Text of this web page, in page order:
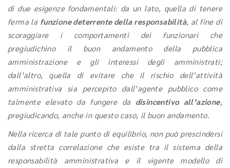
di due esigenze fondamentali: da un lato, quella di tenere
ferma la funzione deterrente della responsabilità, al fine di
scoraggiare i comportamenti dei funzionari che
pregiudichino il buon andamento della pubblica
amministrazione e gli interessi degli amministrati;
dall’altro, quella di evitare che il rischio dell’attività
amministrativa sia percepito dall’agente pubblico come
talmente elevato da fungere da disincentivo all’azione,
pregiudicando, anche in questo caso, il buon andamento.
Nella ricerca di tale punto di equilibrio, non può prescindersi
dalla stretta correlazione che esiste tra il sistema della
responsabilità amministrativa e il vigente modello di